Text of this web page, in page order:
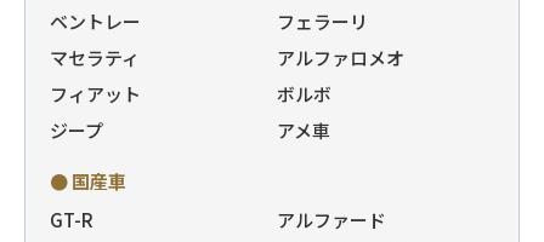
ベントレー
フェラーリ
マセラティ
アルファロメオ
フィアット
ボルボ
ジープ
アメ車
● 国産車
GT-R
アルファード